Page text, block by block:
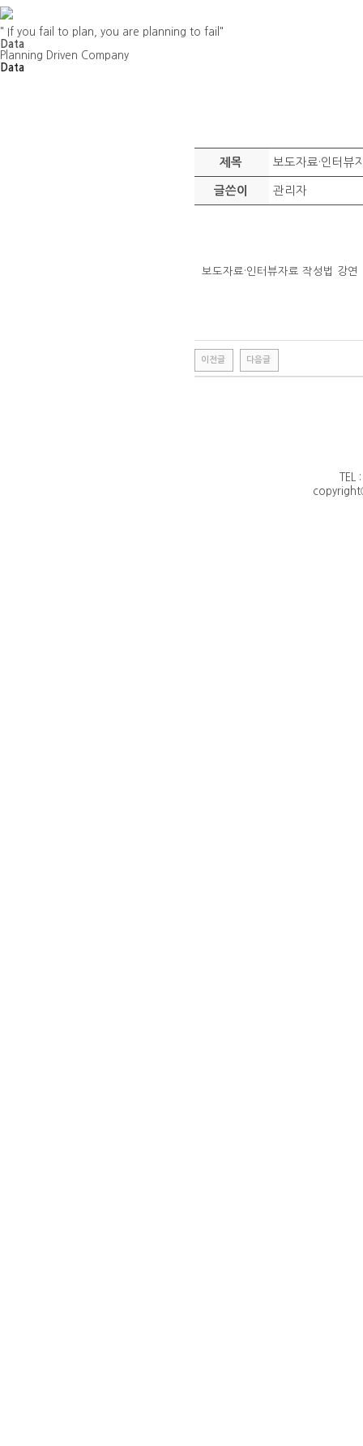
" If you fail to plan, you are planning to fail"
Data
Planning Driven Company
Data
제목 보도자료·인터뷰
글쓴이 관리자
보도자료·인터뷰자료 작성법 강연
이전글 다음글